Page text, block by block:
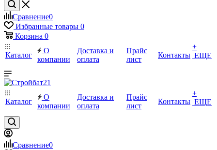
Сравнение0
Избранные товары 0
Корзина 0
Каталог
О
компании
Доставка и
оплата
Прайс
лист
Контакты
+
ЕЩЕ
Каталог
О
компании
Доставка и
оплата
Прайс
лист
Контакты
+
ЕЩЕ
Сравнение0